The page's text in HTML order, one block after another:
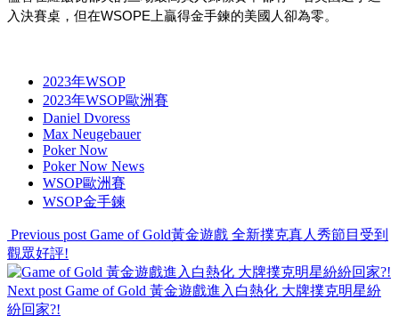
入決賽桌，但在WSOPE上贏得金手鍊的美國人卻為零。
2023年WSOP
2023年WSOP歐洲賽
Daniel Dvoress
Max Neugebauer
Poker Now
Poker Now News
WSOP歐洲賽
WSOP金手鍊
Previous post Game of Gold黃金遊戲 全新撲克真人秀節目受到
觀眾好評!
Next post Game of Gold 黃金遊戲進入白熱化 大牌撲克明星紛
紛回家?!